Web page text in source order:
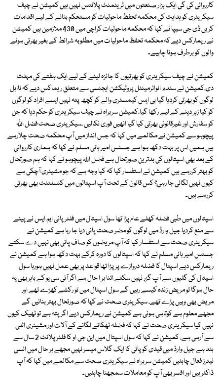
کارروائی کی گی ایک ہزار صنعتوں میں ٹریٹمنٹ پلانٹس نہیں ہیں کمیشن نے چیف
سیکریٹری کو ہدایت کی محکمہ تحفظ ماحولیات کو مستحکم بنانے کے لیے اقدامات
کریں ڈی جی سیپا نے کہا کہ محکمہ ماحولیات کراچی میں 430 ملازمین ہیں کمیشن
نے ریمارکس دیے کہ محکمہ تحفظ ماحولیات میں مطلوبہ شرائط کے بغیر بھرتی ہونے
والوں کو برطرف ہونا چاہیے۔
کمیشن نے چیف سیکریٹری کو بھرتیوں کا جائزہ لینے کے لیے ایک ہفتے کی مہلت
دی،کمیشن نے سندھ انوائرمینٹل پروٹیکشن ایجنسی سے متعلق ریماکس دیے کہ نااہل
لوگوں کو بھرتی کردیا گیا بی ایس کیمسٹری والے کو کچھ پتہ نہیں ایسے افراد کو لوگوں
کو کیا زہر دینے کے لیے رکھا گیا،کمیشن سربراہ نے چیف سیکریٹری کو حکم دیا کہ جن
کو سفارش اور غیرقانونی بھرتی کیا گیا انھیں فوری نکالیں ،سیکریٹری صحت فضل اللہ
پیچوہو سے کمیشن نے مکالمے میں کہا کہ جس انداز میں آپ محکمہ صحت چلارہے
ہیں ہمیں اس پر بہت دکھ ہوا ہے جسٹس امیر ہانی مسلم نے کہا کہ ہماری کارروائی
کے بعد بھی اسپتالوں کی بدترین صورتحال ہے فضل اللہ پیچوہو نے کہا کہ ہم صورتحال
کو بہتر کررہے ہیں کمیشن نے استفسار کیا کہ کیا وجہ ہے کہ جو مشینری آچکی ہے
کیوں نہیں لگائی جا رہی؟ کس قانون کے تحت آپ اسپتالوں میں کنسلٹنٹ بھی بھرتی
کررہے ہیں۔
اسپتالوں میں طبی فضلہ کھلے عام پڑا تھا سول اسپتال میں فلٹر پانی ایم ایس نے پینے
سے منع کردیا جیل وارڈ میں لوگوں کو مضر صحت پانی دیا جا رہا ہے کمیشن نے
سیکریٹری صحت سے استفسار کیا کہ آپ مریضوں کو صاف پانی بھی نہیں دے سکتے
جسٹس امیر ہانی مسلم نے کہا کہ اسپتالوں کا دورہ کرکے بہت دکھ ہوا ہے کمیشن نے
ریمارکس دیے اسپتال کا فضلہ دروازے پر پڑا تھا قواعد پر بھی عمل نہیں ہورہا سول
اسپتال کی گلیوں سے آپ گزر نہیں سکتے اتنا بر ا حال ہے اگر آئی سی یو کے باہر بھی یہ
حال ہوگا تو مریض زندہ کیسے رہیں گے سول اسپتال میں تو رکشے کھڑے تھے اور
مریض بھی وہیں پڑے تھے، سیکریٹری صحت نے کہا کہ صورتحال بہتر بنائیں گے
مجھے معلوم ہے کوتاہی ہوئی ہے کمیشن نے ریمارکس دیے اگر پتہ ہے تو ٹھیک کیوں
نہیں کیا سیکریٹری صحت نے کہا کہ فضلہ ٹھکانے لگانے کے آلات اور مشینری اٹلی
سے آرہی ہے، کمیشن نے کہا کہ سول اسپتال میں این جی او کا فلٹر پلانٹ 2 سال سے
بند ہے جیل وارڈ میں قیدی کو پانی کا ایک گلاس میسر نہیں مجھے ہر حال میں انسی
نیٹرز فعال چاہئیں کمیشن سربراہ نے سیکریٹری صحت سے مکالمے میں کہا کہ آپ
ڈاکٹر ہیں اور افسر بھی آپ کو معاملات سمجھنا چاہئیں۔